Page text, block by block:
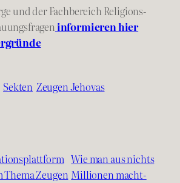
und der Fachbereich Religions-
informieren hier
Sekten Zeugen Jehovas
Thema Zeugen
Wie man aus nichts
Millionen macht-